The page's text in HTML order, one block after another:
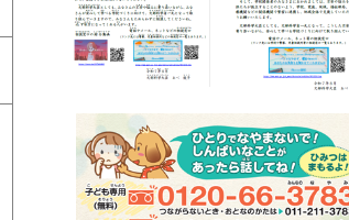
2026/ 07/17 14:20
2026/ 07/16 09:38
2026/07/14 08:02
2026/07/10 17:50